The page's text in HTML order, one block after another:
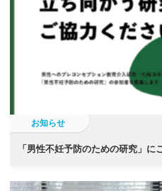
お知らせ
「 男性不妊予防のための研究」に